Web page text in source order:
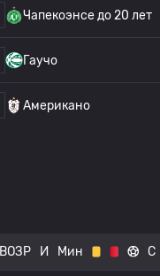
Чапекоэнсе до 20 лет
Гаучо
Американо
ВОЗР И Мин С